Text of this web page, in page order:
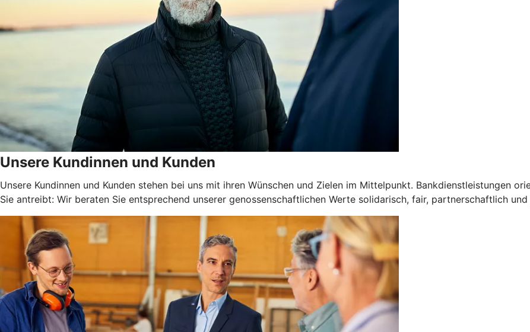
Unsere Kundinnen und Kunden
Unsere Kundinnen und Kunden stehen bei uns mit ihren Wünschen und Zielen im Mittelpunkt. Bankdienstleistungen
Sie antreibt: Wir beraten Sie entsprechend unserer genossenschaftlichen Werte solidarisch, fair, partnerschaftlich